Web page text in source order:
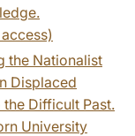
the Nationalist
Displaced
Difficult Past.
University